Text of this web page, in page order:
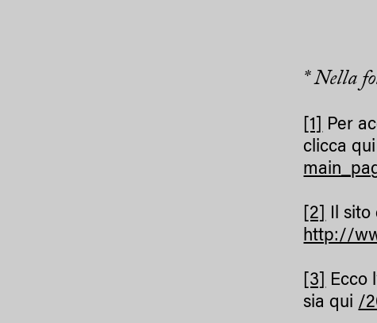
* Nella
[1]
Per
clicca qui
[2]
Il sito
http://
[3]
Ecco
sia qui /